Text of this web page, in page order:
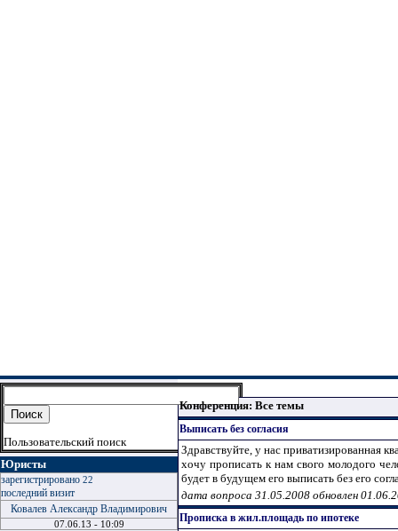
Пользовательский поиск
Юристы
зарегистрировано 22
последний визит
Ковалев Александр Владимирович
07.06.13 - 10:09
Конференция: Все темы
Выписать без согласия
Здравствуйте, у нас приватизированная
хочу прописать к нам свого молодого
будет в будущем его выписать без его
дата вопроса 31.05.2008 обновлен
Прописка в жил.площадь по ипотеке